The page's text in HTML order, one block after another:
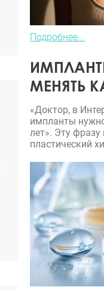
Подробнее...
МЕНЯТЬ
«Доктор, в
импланты
лет». Эту
пластический